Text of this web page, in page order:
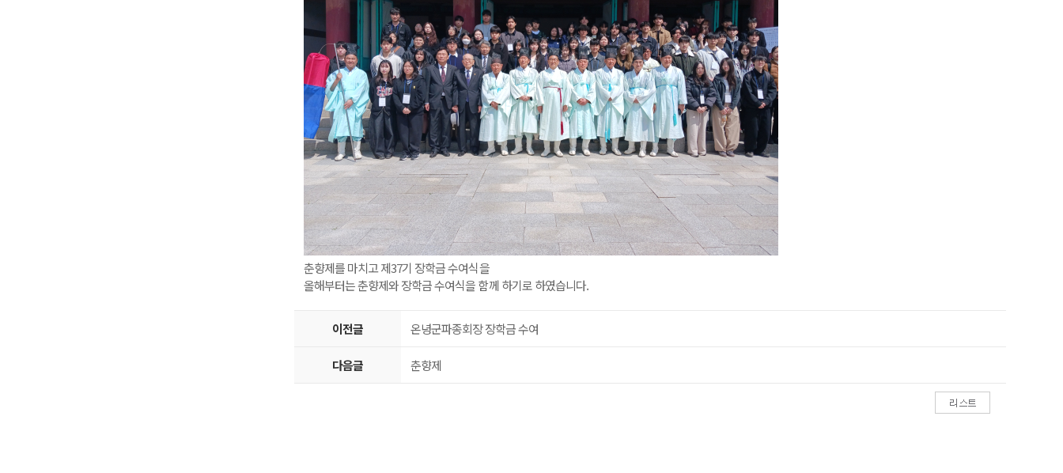
춘향제를 마치고 제37기 장학금 수여식을
올해부터는 춘향제와 장학금 수여식을 함께 하기로 하였습니다.
이전글 온녕군파종회장 장학금 수여
다음글 춘향제